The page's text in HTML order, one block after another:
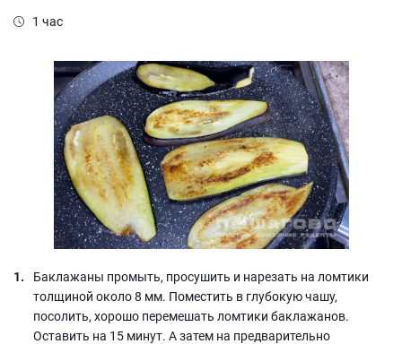
1 час
Баклажаны промыть, просушить и нарезать на ломтики
толщиной около 8 мм. Поместить в глубокую чашу,
посолить, хорошо перемешать ломтики баклажанов.
Оставить на 15 минут. А затем на предварительно